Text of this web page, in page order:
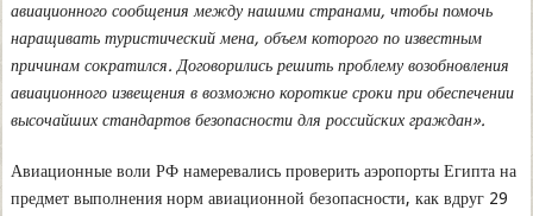
авиационного сообщения между нашими странами, чтобы помочь
наращивать туристический мена, объем которого по известным
причинам сократился. Договорились решить проблему возобновления
авиационного извещения в возможно короткие сроки при обеспечении
высочайших стандартов безопасности для российских граждан».
Авиационные воли РФ намеревались проверить аэропорты Египта на
предмет выполнения норм авиационной безопасности, как вдруг 29